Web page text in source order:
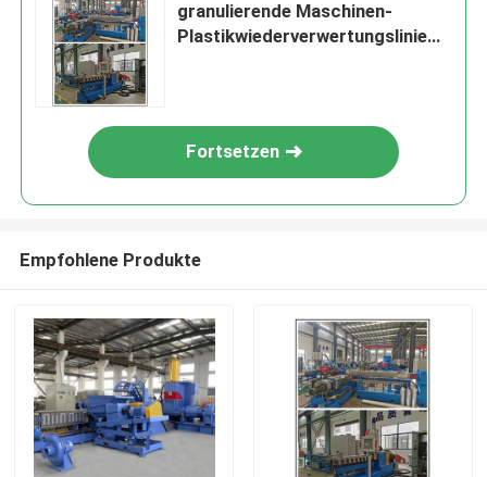
granulierende Maschinen-
Plastikwiederverwertungslinie
Fortsetzen
Empfohlene Produkte